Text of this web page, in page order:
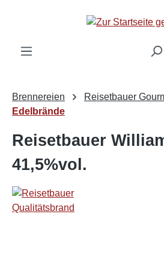
Brennereien
Reisetbauer
Edelbrände
Reisetbauer
41,5%vol.